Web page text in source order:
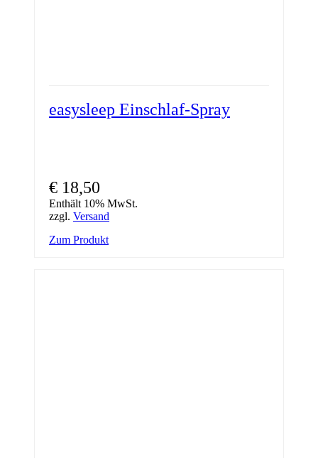
easysleep Einschlaf-Spray
€ 18,50
Enthält 10% MwSt.
zzgl. Versand
Zum Produkt